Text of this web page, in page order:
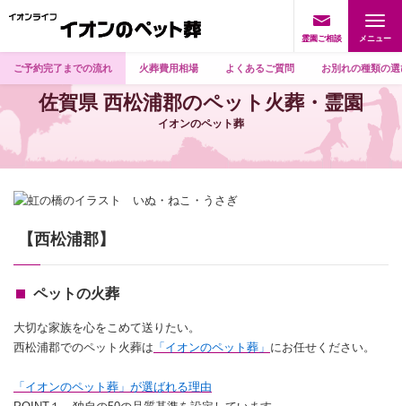
霊園ご相談
ご予約完了までの流れ 火葬費用相場 よくあるご質問 お別れの種類の
佐賀県 西松浦郡のペット火葬・霊園
イオンのペット葬
【西松浦郡】
ペットの火葬
大切な家族を心をこめて送りたい。
西松浦郡でのペット火葬は 「イオンのペット葬」 にお任せください。
「イオンのペット葬」が選ばれる理由